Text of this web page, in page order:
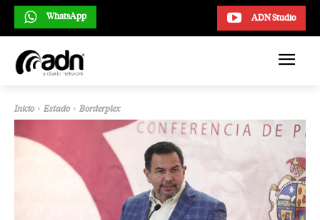
ADN Studio
WhatsApp
Inicio Estado Borderplex